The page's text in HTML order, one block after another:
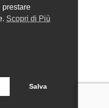
prestare
Scopri di Più
Salva